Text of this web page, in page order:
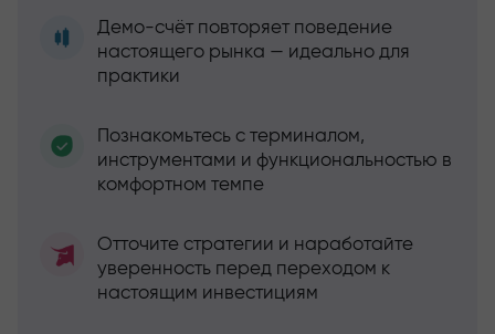
Демо-счёт повторяет поведение
настоящего рынка — идеально для
практики
Познакомьтесь с терминалом,
инструментами и функциональностью в
комфортном темпе
Отточите стратегии и наработайте
уверенность перед переходом к
настоящим инвестициям